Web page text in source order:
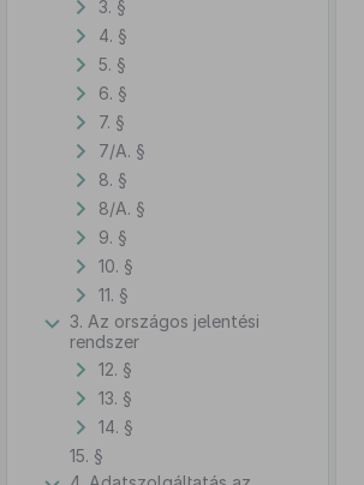
3. §
4. §
5. §
6. §
7. §
7/A. §
8. §
8/A. §
9. §
10. §
11. §
3. Az országos jelentési
rendszer
12. §
13. §
14. §
15. §